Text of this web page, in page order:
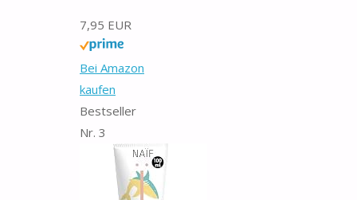
7,95 EUR
Bei Amazon
kaufen
Bestseller
Nr. 3